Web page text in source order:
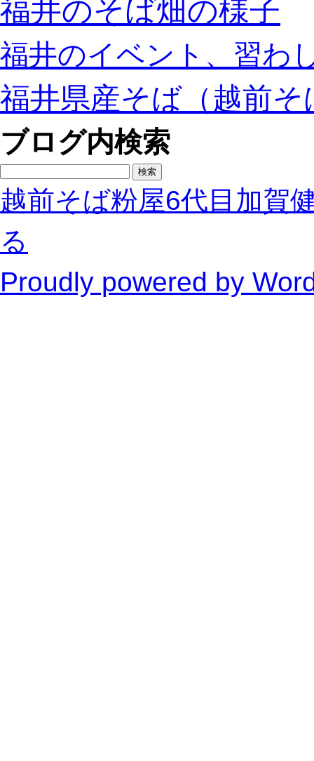
福井のそば畑の様子
福井のイベント、習わ
福井県産そば（越前そ
ブログ内検索
索:
越前そば粉屋6代目加賀
る
Proudly powered by